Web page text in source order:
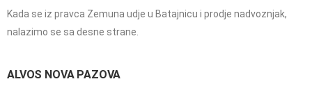
Kada se iz pravca Zemuna udje u Batajnicu i prodje nadvoznjak,
nalazimo se sa desne strane.
ALVOS NOVA PAZOVA